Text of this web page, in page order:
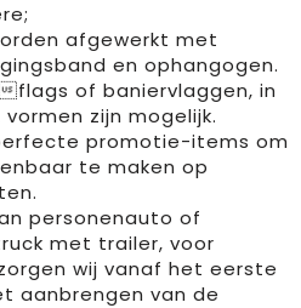
Veiligheidshesjes
afgewerkt met
en ophangogen.
flags of baniervlaggen, in
zijn mogelijk.
promotie-items om
te maken op
personenauto of
met trailer, voor
wij vanaf het eerste
aanbrengen van de